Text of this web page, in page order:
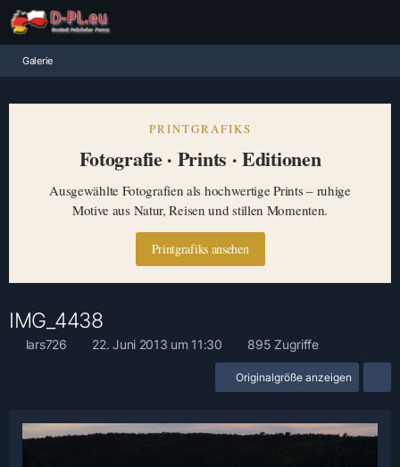
Galerie
PRINTGRAFIKS
Fotografie · Prints · Editionen
Ausgewählte Fotografien als hochwertige Prints – ruhige
Motive aus Natur, Reisen und stillen Momenten.
Printgrafiks ansehen
IMG_4438
lars726 22. Juni 2013 um 11:30 895 Zugriffe
Originalgröße anzeigen